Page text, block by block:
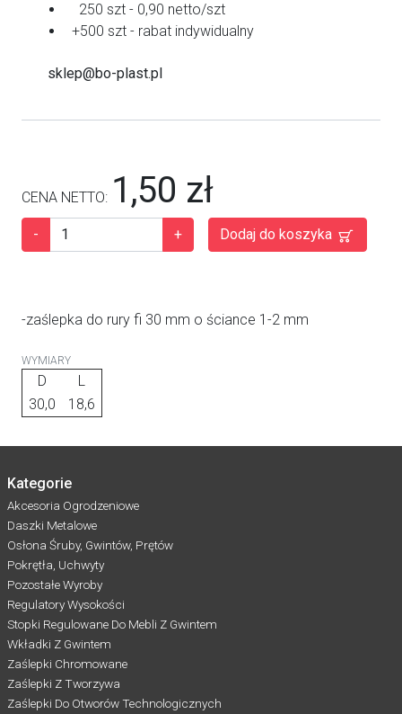
250 szt - 0,90 netto/szt
+500 szt - rabat indywidualny
sklep@bo-plast.pl
CENA NETTO: 1,50 zł
- + Dodaj do koszyka
-zaślepka do rury fi 30 mm o ściance 1-2 mm
WYMIARY
D
L
30,0
18,6
Kategorie
Akcesoria Ogrodzeniowe
Daszki Metalowe
Osłona Śruby, Gwintów, Prętów
Pokrętła, Uchwyty
Pozostałe Wyroby
Regulatory Wysokości
Stopki Regulowane Do Mebli Z Gwintem
Wkładki Z Gwintem
Zaślepki Chromowane
Zaślepki Z Tworzywa
Zaślepki Do Otworów Technologicznych